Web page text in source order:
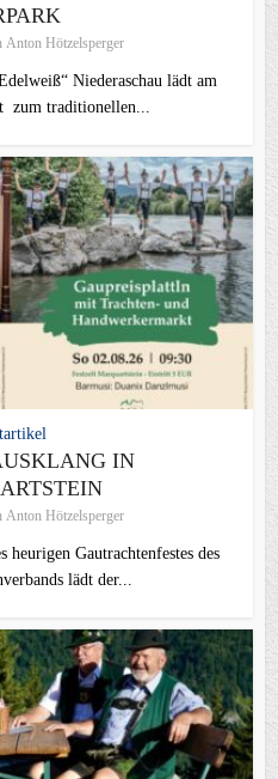
Anton Hötzelsperger
Niederaschau lädt am
zum traditionellen...
IN
Anton Hötzelsperger
heurigen Gautrachtenfestes des
lädt der...